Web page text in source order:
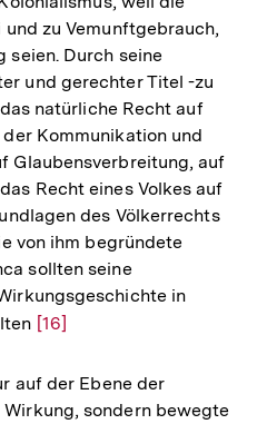
zu Vemunftgebrauch,
seien. Durch seine
und gerechter Titel -zu
natürliche Recht auf
Kommunikation und
Glaubensverbreitung, auf
Recht eines Volkes auf
des Völkerrechts
von ihm begründete
sollten seine
in
Zur
der
Fußnote
[16]
auf der Ebene der
sondern bewegte